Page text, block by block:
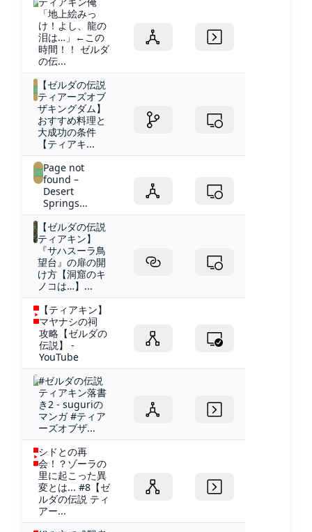
「地上絵みっ
け！よし、龍の
泪は…」←この
時間！！ ゼルダ
の伝...
【ゼルダの伝説
ティアーズオブ
ザキングダム】
おすすめ料理と
大成功の条件
【ティアキ...
Page not
found –
Desert
Springs...
【ゼルダの伝説
ティアキン】
『サハスーラ鳥
望台』の扉の開
け方【洞窟のキ
ノコは…】...
【ティアキン】
マヤナシの祠
攻略【ゼルダの
伝説】 -
YouTube
#ゼルダの伝説
ティアキン落書
き2 - suguriの
マンガ #ティア
ーズオブザ...
シドとの再
会！？ゾーラの
里に起こった異
変とは... #8【ゼ
ルダの伝説 ティ
アー...